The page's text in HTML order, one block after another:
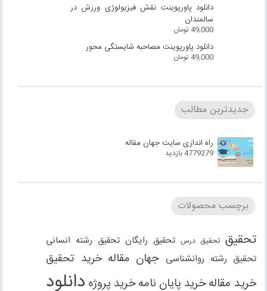
دانلود پاورپوینت نقش فیزیولوژی ورزش در
سالمندان
49,000 تومان
دانلود پاورپوینت مصاحبه شایستگی محور
49,000 تومان
جدیدترین مطالب
راه اندازی سایت جهان مقاله
4779279 بازدید
برچسب محصولات
تحقیق تحقیق درس تحقیق رایگان تحقیق رشته انسانی
تحقیق رشته روانشناسی جهان مقاله خرید تحقیق
خرید مقالهخرید پایان نامهخرید پروژه دانلود